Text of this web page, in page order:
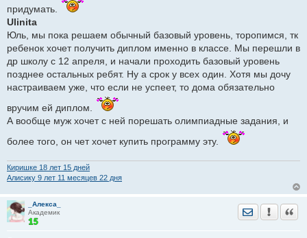
придумать.
Ulinita
Юль, мы пока решаем обычный базовый уровень, торопимся, тк
ребенок хочет получить диплом именно в классе. Мы перешли в
др школу с 12 апреля, и начали проходить базовый уровень
позднее остальных ребят. Ну а срок у всех один. Хотя мы дочу
настраиваем уже, что если не успеет, то дома обязательно
вручим ей диплом.
А вообще муж хочет с ней порешать олимпиадные задания, и
более того, он чет хочет купить программу эту.
Киришке 18 лет 15 дней
Алисику 9 лет 11 месяцев 22 дня
_Алекса_
Академик
Отправить